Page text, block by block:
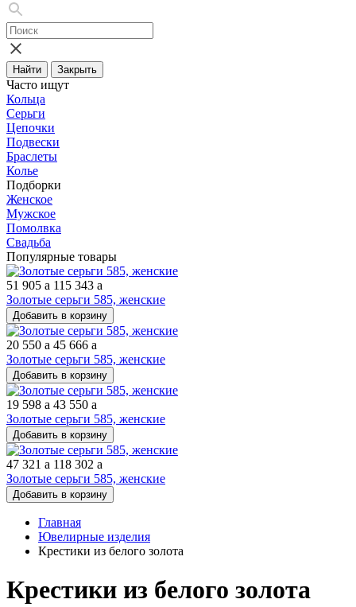
Найти Закрыть
Часто ищут
Кольца
Серьги
Цепочки
Подвески
Браслеты
Колье
Подборки
Женское
Мужское
Помолвка
Свадьба
Популярные товары
51 905 a 115 343 a
Золотые серьги 585, женские
Добавить в корзину
20 550 a 45 666 a
Золотые серьги 585, женские
Добавить в корзину
19 598 a 43 550 a
Золотые серьги 585, женские
Добавить в корзину
47 321 a 118 302 a
Золотые серьги 585, женские
Добавить в корзину
Главная
Ювелирные изделия
Крестики из белого золота
Крестики из белого золота